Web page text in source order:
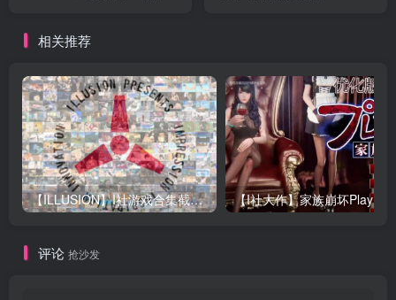
会员专享，手慢无】
相关推荐
【ILLUSION】I社游戏合集截至2025 无修正汉化硬盘纯净版手慢无[微云/OD]
评论 抢沙发